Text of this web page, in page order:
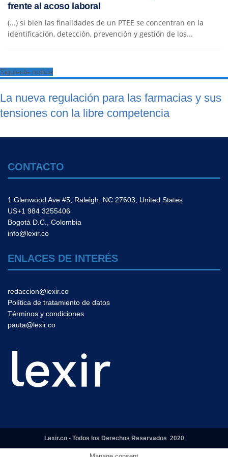
frente al acoso laboral
(...) si bien las finalidades de un PTEE se concentran en la
identificación, detección, prevención y gestión de los...
Siguiente noticia
La nueva regulación para las farmacias y sus
tensiones con la libre competencia
CONTACTO
1 Glenwood Ave #5, Raleigh, NC 27603, United States
US+1 984 3255406
Bogotá D.C., Colombia
info@lexir.co
ENLACES DE INTERÉS
redaccion@lexir.co
Política de tratamiento de datos
Términos y condiciones
pauta@lexir.co
Lexir.co - Todos los Derechos Reservados 2020